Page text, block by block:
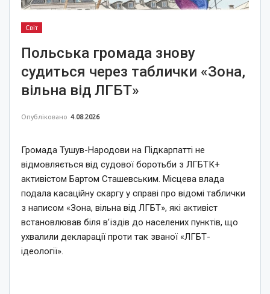
Світ
Польська громада знову
судиться через таблички «Зона,
вільна від ЛГБТ»
Опубліковано 4.08.2026
Громада Тушув-Народови на Підкарпатті не
відмовляється від судової боротьби з ЛГБТК+
активістом Бартом Сташевським. Місцева влада
подала касаційну скаргу у справі про відомі таблички
з написом «Зона, вільна від ЛГБТ», які активіст
встановлював біля в’їздів до населених пунктів, що
ухвалили декларації проти так званої «ЛГБТ-
ідеології».